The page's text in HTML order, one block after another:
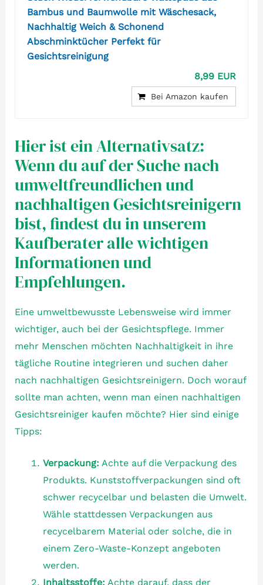
Bambus und Baumwolle mit Wäschesack,
Nachhaltig Weich & Schonend
Abschminktücher Perfekt für
Gesichtsreinigung
8,99 EUR
Bei Amazon kaufen
Hier ist ein Alternativsatz:
Wenn du auf der Suche nach
umweltfreundlichen und
nachhaltigen Gesichtsreinigern
bist, findest du in unserem
Kaufberater alle wichtigen
Informationen und
Empfehlungen.
Eine umweltbewusste Lebensweise wird immer
wichtiger, auch bei der Gesichtspflege. Immer
mehr Menschen möchten Nachhaltigkeit in ihre
tägliche Routine integrieren und suchen daher
nach nachhaltigen Gesichtsreinigern. Doch worauf
sollte man achten, wenn man einen nachhaltigen
Gesichtsreiniger kaufen möchte? Hier sind einige
Tipps:
Verpackung: Achte auf die Verpackung des
Produkts. Kunststoffverpackungen sind oft
schwer recycelbar und belasten die Umwelt.
Wähle stattdessen Verpackungen aus
recycelbarem Material oder solche, die in
einem Zero-Waste-Konzept angeboten
werden.
Inhaltsstoffe: Achte darauf, dass der